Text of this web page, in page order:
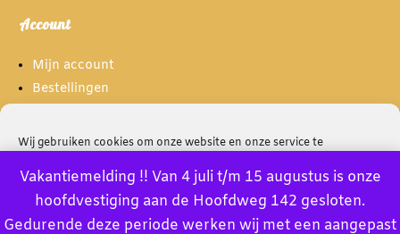
Wij gebruiken cookies om onze website en onze service te
Accept
Vakantiemelding !! Van 4 juli t/m 15 augustus is onze
hoofdvestiging aan de Hoofdweg 142 gesloten.
Gedurende deze periode werken wij met een aangepast
Account
Mijn account
Bestellingen
Informatie
Over ons